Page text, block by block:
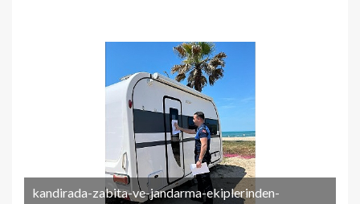
kandirada-zabita-ve-jandarma-ekiplerinden-